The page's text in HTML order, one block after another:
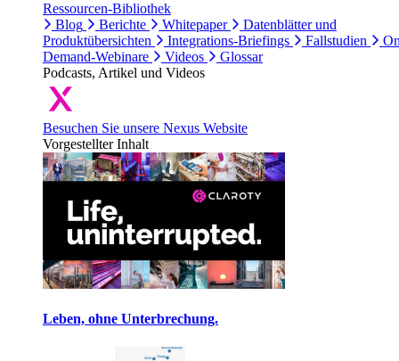
Ressourcen-Bibliothek
Blog
Berichte Whitepaper
Datenblätter und
Produktübersichten
Integrations-Briefings Fallstudien
Demand-Webinare
Videos
Glossar
Podcasts, Artikel und Videos
Besuchen Sie unsere Nexus Website
Vorgestellter Inhalt
Leben, ohne Unterbrechung.